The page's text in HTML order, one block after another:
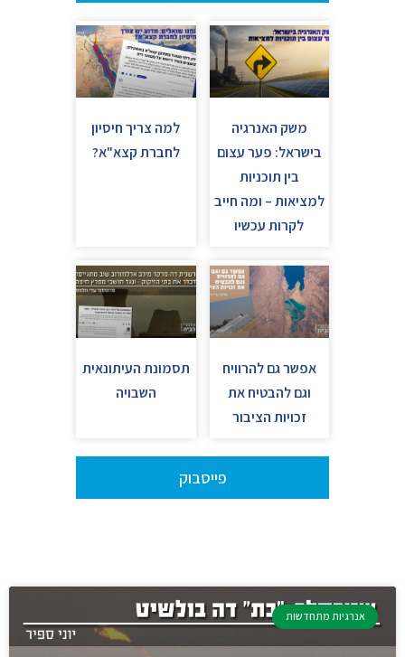
משק האנרגיה
בישראל: פער עצום
בין תוכניות
למציאות – ומה חייב
לקרות עכשיו
למה צריך חיסיון
לחברת קצא"א?
אפשר גם להרוויח
וגם להבטיח את
זכויות הציבור
תסמונת העיתונאית
השבויה
פייסבוק
אנרגיות מתחדשות